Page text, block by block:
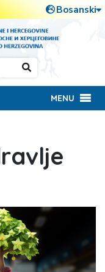
MENU